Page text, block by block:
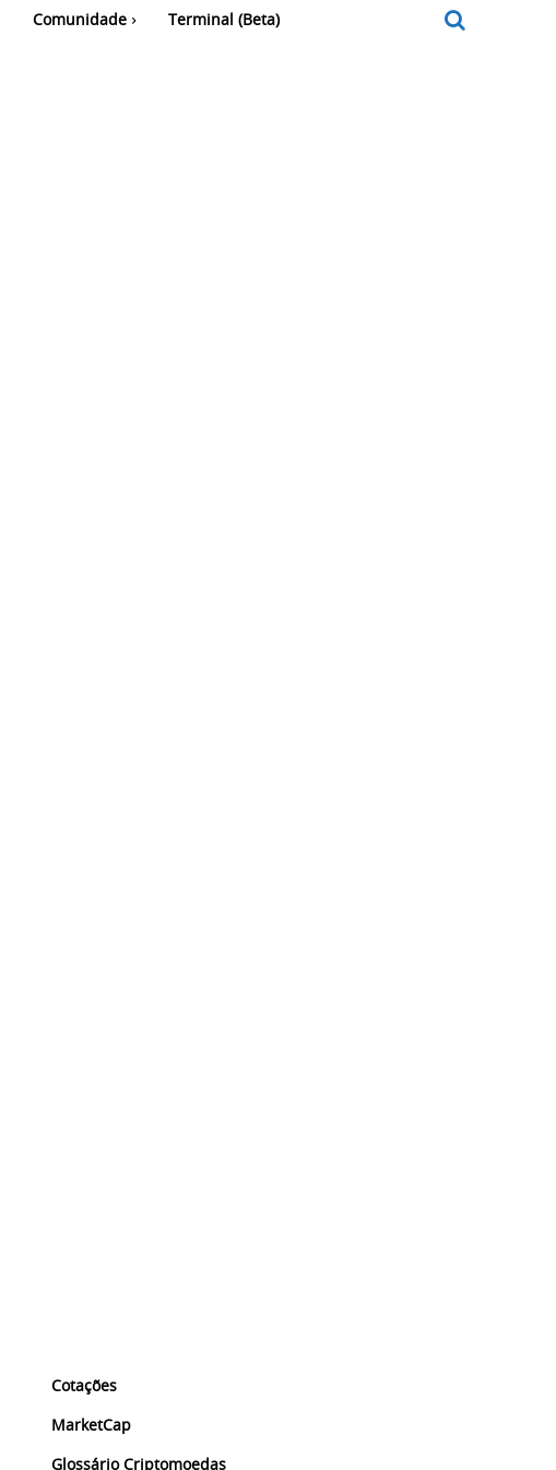
Comunidade Terminal (Beta)
Cotações
MarketCap
Glossário Criptomoedas